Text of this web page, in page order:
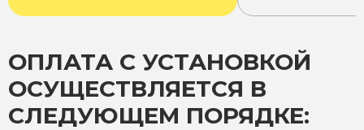
ОПЛАТА С УСТАНОВКОЙ
ОСУЩЕСТВЛЯЕТСЯ В
СЛЕДУЮЩЕМ ПОРЯДКЕ: